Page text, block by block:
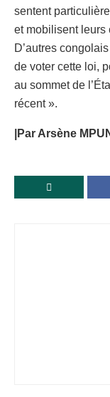
sentent
et mobilisent leurs
D’autres
de voter cette loi,
au sommet de
récent ».
|Par Arsène